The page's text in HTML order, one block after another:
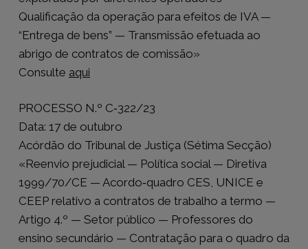
Qualificação da operação para efeitos de IVA —
“Entrega de bens” — Transmissão efetuada ao
abrigo de contratos de comissão»
Consulte aqui
PROCESSO N.º C‑322/23
Data: 17 de outubro
Acórdão do Tribunal de Justiça (Sétima Secção)
«Reenvio prejudicial — Política social — Diretiva
1999/70/CE — Acordo‑quadro CES, UNICE e
CEEP relativo a contratos de trabalho a termo —
Artigo 4.º — Setor público — Professores do
ensino secundário — Contratação para o quadro da